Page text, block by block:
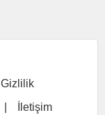
Gizlilik
İletişim